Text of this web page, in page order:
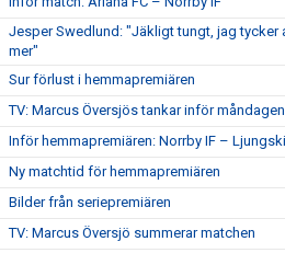
Jesper Swedlund: "Jäkligt tungt, jag tycker
mer"
Sur förlust i hemmapremiären
TV: Marcus Översjös tankar inför måndagen
Inför hemmapremiären: Norrby IF –
Ny matchtid för hemmapremiären
Bilder från seriepremiären
TV: Marcus Översjö summerar matchen